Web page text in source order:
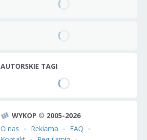
AUTORSKIE TAGI
WYKOP © 2005-2026
O nas
Reklama
FAQ